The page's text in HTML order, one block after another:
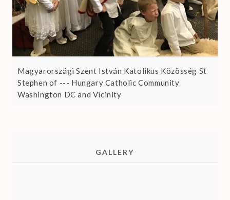
Magyarországi Szent István Katolikus Közösség St
Stephen of --- Hungary Catholic Community
Washington DC and Vicinity
GALLERY